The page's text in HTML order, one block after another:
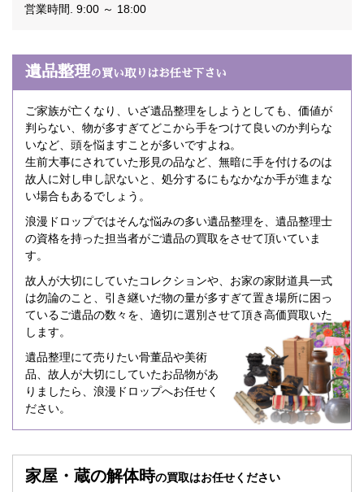
営業時間. 9:00 ～ 18:00
遺品整理の買い取りはお任せ下さい
ご家族が亡くなり、いざ遺品整理をしようとしても、価値が
判らない、物が多すぎてどこから手をつけて良いのか判らな
いなど、頭を悩ますことが多いですよね。
生前大事にされていた形見の品など、無暗に手を付けるのは
故人に対し申し訳ないと、処分するにもなかなか手が進まな
い場合もあるでしょう。
浪漫ドロップではそんな悩みの多い遺品整理を、遺品整理士
の資格を持った担当者がご遺品の買取をさせて頂いていま
す。
故人が大切にしていたコレクションや、お家の家財道具一式
は勿論のこと、引き継いだ物の量が多すぎて置き場所に困っ
ているご遺品の数々を、適切に選別させて頂き高価買取いた
します。
遺品整理にて売りたい骨董品や美術
品、故人が大切にしていたお品物があ
りましたら、浪漫ドロップへお任せく
ださい。
家屋・蔵の解体時の買取はお任せください